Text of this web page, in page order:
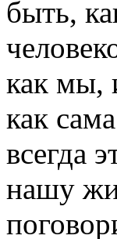
быть,
как мы,
как
всегда
нашу